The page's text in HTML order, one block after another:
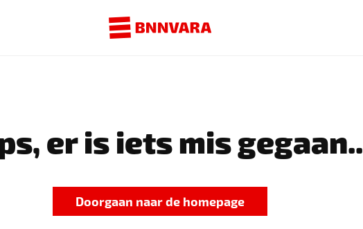
er is iets mis gegaan..
Doorgaan naar de homepage